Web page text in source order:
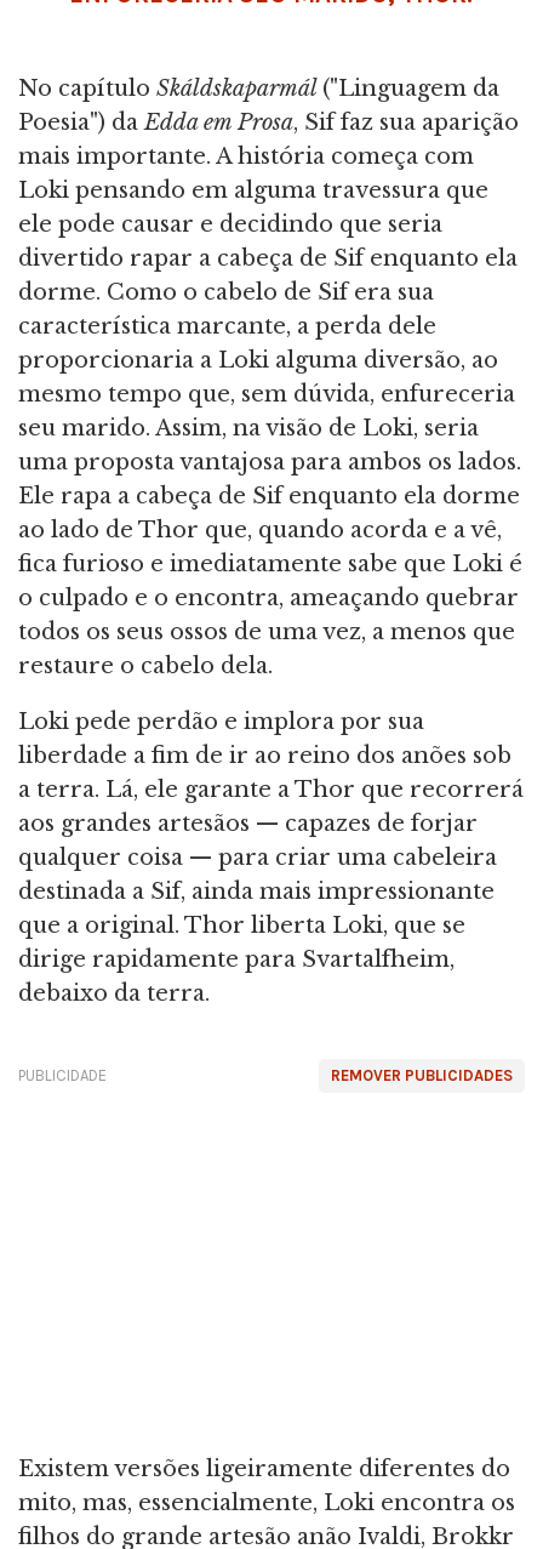
No capítulo Skáldskaparmál ("Linguagem da
Poesia") daEdda em Prosa, Sif faz sua aparição
mais importante. A história começa com
Loki pensando em alguma travessura que
ele pode causar e decidindo que seria
divertido rapar a cabeça de Sif enquanto ela
dorme. Como o cabelo de Sif era sua
característica marcante, a perda dele
proporcionaria a Loki alguma diversão, ao
mesmo tempo que, sem dúvida, enfureceria
seu marido. Assim, na visão de Loki, seria
uma proposta vantajosa para ambos os lados.
Ele rapa a cabeça de Sif enquanto ela dorme
ao lado de Thor que, quando acorda e a vê,
fica furioso e imediatamente sabe que Loki é
o culpado e o encontra, ameaçando quebrar
todos os seus ossos de uma vez, a menos que
restaure o cabelo dela.
Loki pede perdão e implora por sua
liberdade a fim de ir ao reino dos anões sob
a terra. Lá, ele garante a Thor que recorrerá
aos grandes artesãos — capazes de forjar
qualquer coisa — para criar uma cabeleira
destinada a Sif, ainda mais impressionante
que a original. Thor liberta Loki, que se
dirige rapidamente para Svartalfheim,
debaixo da terra.
REMOVER PUBLICIDADES
PUBLICIDADE
Existem versões ligeiramente diferentes do
mito, mas, essencialmente, Loki encontra os
filhos do grande artesão anão Ivaldi, Brokkr